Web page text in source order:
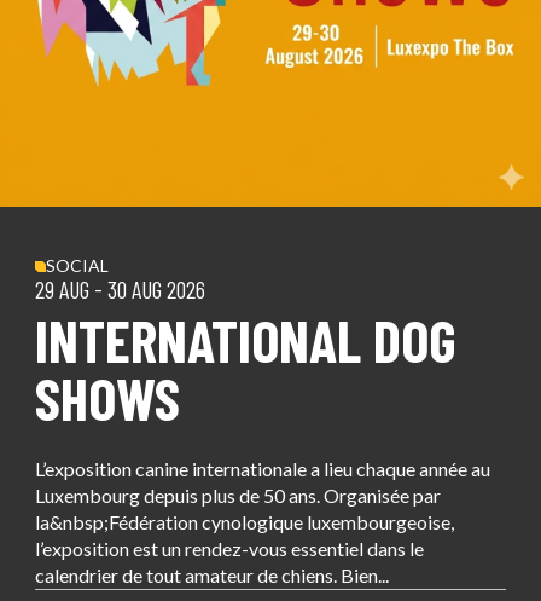
NOS ESPACES
SIGMA
NOS PARTENAIRES
RÉSERVER UN ÉVÉNEMENT
CONTACTEZ-NOUS
EXPOSER
BOX
RÉSERVER UN ÉVÉNEMENT
NOS RÉFÉRENCES
NOS MISSIONS
SOCIAL
29 AUG - 30 AUG 2026
INTERNATIONAL DOG
SHOWS
L’exposition canine internationale a lieu chaque année au
Luxembourg depuis plus de 50 ans. Organisée par
la&nbsp;Fédération cynologique luxembourgeoise,
l’exposition est un rendez-vous essentiel dans le
calendrier de tout amateur de chiens. Bien...